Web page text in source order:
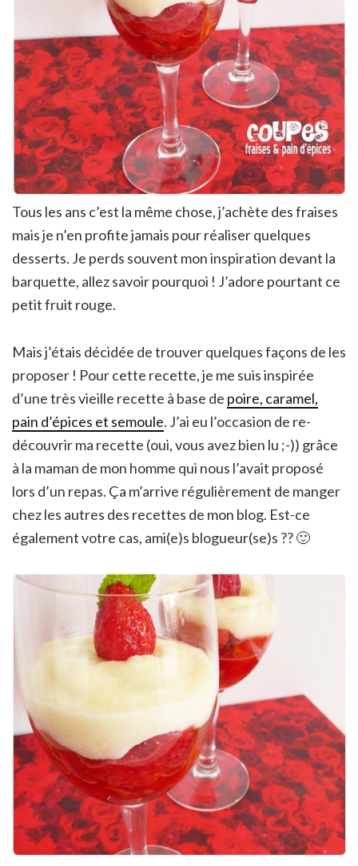
Tous les ans c’est la même chose, j’achète des fraises
mais je n’en profite jamais pour réaliser quelques
desserts. Je perds souvent mon inspiration devant la
barquette, allez savoir pourquoi ! J’adore pourtant ce
petit fruit rouge.
Mais j’étais décidée de trouver quelques façons de les
proposer ! Pour cette recette, je me suis inspirée
d’une très vieille recette à base de poire, caramel,
pain d’épices et semoule. J’ai eu l’occasion de re-
découvrir ma recette (oui, vous avez bien lu ;-)) grâce
à la maman de mon homme qui nous l’avait proposé
lors d’un repas. Ça m’arrive régulièrement de manger
chez les autres des recettes de mon blog. Est-ce
également votre cas, ami(e)s blogueur(se)s ?? 🙂